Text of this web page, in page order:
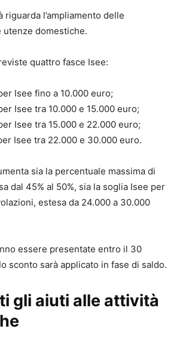
riguarda l’ampliamento delle
domestiche.
quattro fasce Isee:
Isee fino a 10.000 euro;
Isee tra 10.000 e 15.000 euro;
Isee tra 15.000 e 22.000 euro;
Isee tra 22.000 e 30.000 euro.
sia la percentuale massima di
dal 45% al 50%, sia la soglia Isee per
estesa da 24.000 a 30.000
essere presentate entro il 30
sconto sarà applicato in fase di saldo.
gli aiuti alle attività